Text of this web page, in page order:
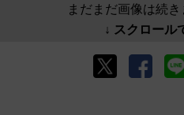
まだまだ画像は続き
↓ スクロール